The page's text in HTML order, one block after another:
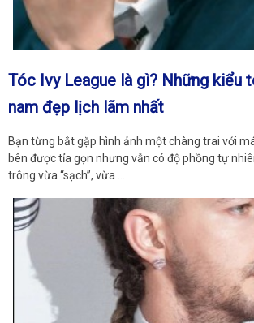
Tóc Ivy League là gì? Những kiểu
nam đẹp lịch lãm nhất
Bạn từng bắt gặp hình ảnh một chàng trai với
bên được tỉa gọn nhưng vẫn có độ phồng tự
trông vừa “sạch”, vừa …